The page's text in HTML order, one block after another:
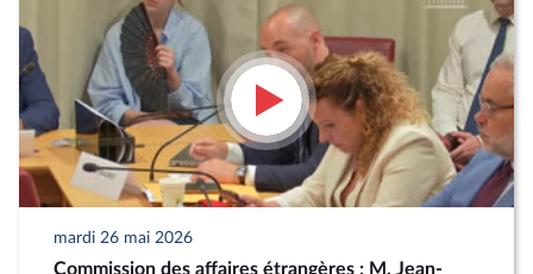
mardi 26 mai 2026
Commission des affaires étrangères : M. Jean-